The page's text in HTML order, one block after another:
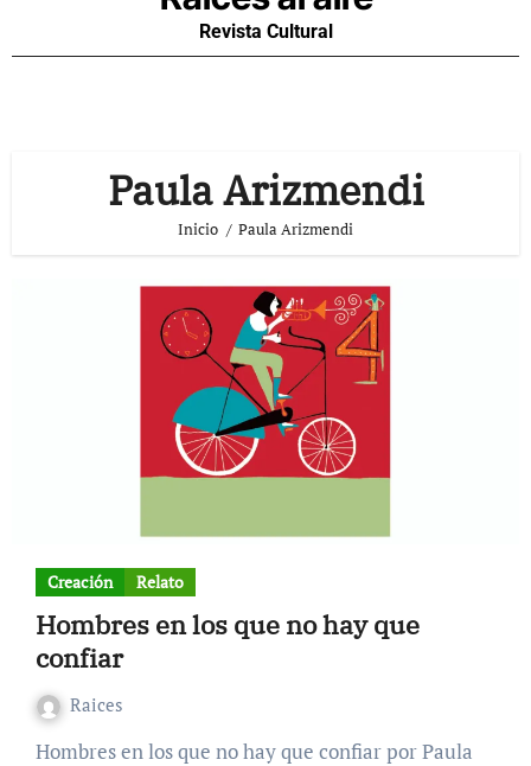
Revista Cultural
Paula Arizmendi
Inicio Paula Arizmendi
Creación Relato
Hombres en los que no hay que
confiar
Raices
Hombres en los que no hay que confiar por Paula